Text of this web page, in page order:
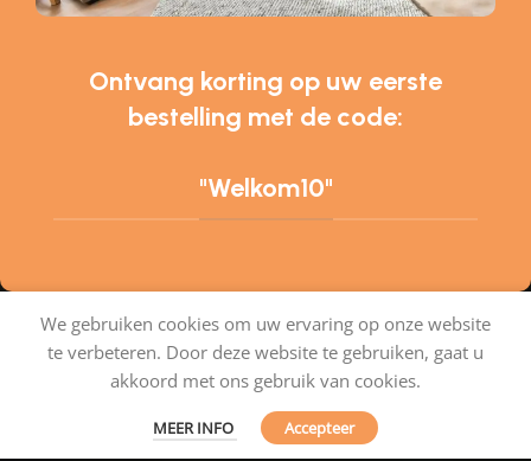
Ontvang korting op uw eerste
bestelling met de code:
"Welkom10"
We gebruiken cookies om uw ervaring op onze website
te verbeteren. Door deze website te gebruiken, gaat u
akkoord met ons gebruik van cookies.
MEER INFO Accepteer
Tapijtenshop.com